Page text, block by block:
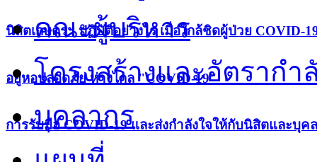
นิสิตเกษตรฯ ปฏิบัติอย่างไร เมื่อใกล้ชิดผู้ป่วย COVID-
อยู่หอปลอดภัย ห่างไกล "COVID-19"
การรับมือ COVID-19 และส่งกำลังใจให้กับนิสิตและบุค
คณะผู้บริหาร
โครงสร้างและอัตรากำ
บุคลากร